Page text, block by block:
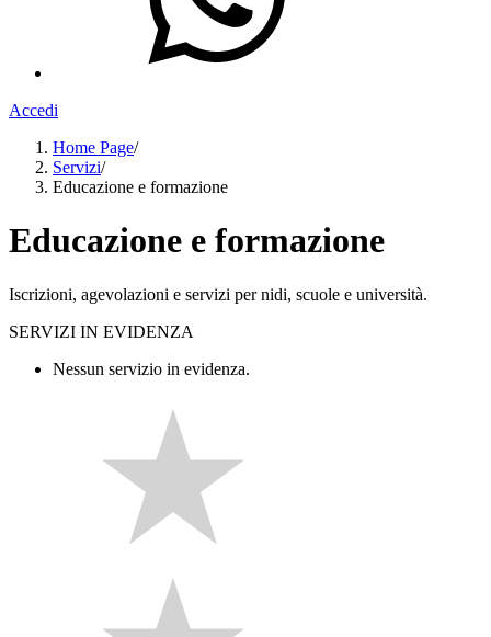
Accedi
Home Page/
Servizi/
Educazione e formazione
Educazione e formazione
Iscrizioni, agevolazioni e servizi per nidi, scuole e università.
SERVIZI IN EVIDENZA
Nessun servizio in evidenza.